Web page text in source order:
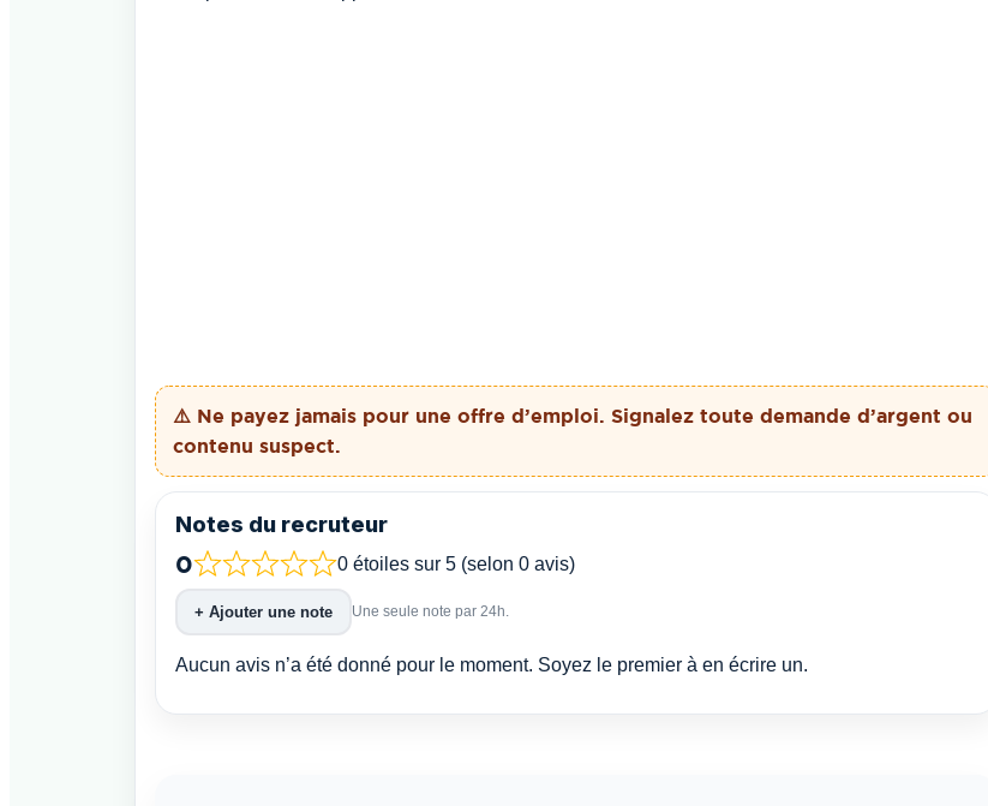
⚠️ Ne payez jamais pour une offre d’emploi. Signalez toute demande d’argent ou
contenu suspect.
Notes du recruteur
0 0 étoiles sur 5 (selon 0 avis)
+ Ajouter une note Une seule note par 24h.
Aucun avis n’a été donné pour le moment. Soyez le premier à en écrire un.